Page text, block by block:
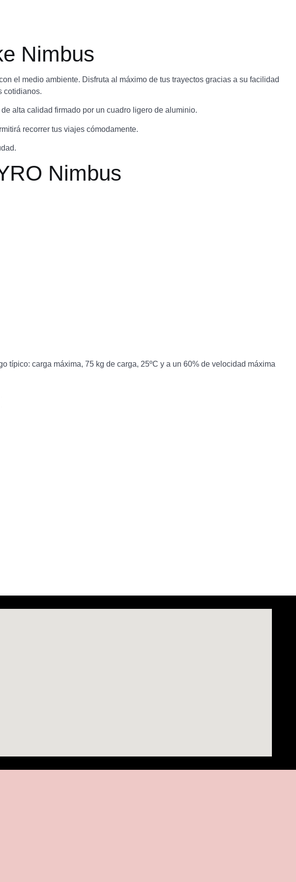
Nimbus
el medio ambiente. Disfruta al máximo de tus trayectos gracias a su facilidad
cotidianos.
alta calidad firmado por un cuadro ligero de aluminio.
recorrer tus viajes cómodamente.
Nimbus
típico: carga máxima, 75 kg de carga, 25ºC y a un 60% de velocidad máxima